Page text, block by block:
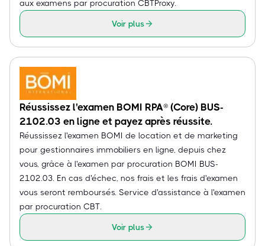
aux examens par procuration CBTProxy.
Voir plus
Réussissez l'examen BOMI RPA® (Core) BUS-
2102.03 en ligne et payez après réussite.
Réussissez l'examen BOMI de location et de marketing
pour gestionnaires immobiliers en ligne, depuis chez
vous, grâce à l'examen par procuration BOMI BUS-
2102.03. En cas d'échec, nos frais et les frais d'examen
vous seront remboursés. Service d'assistance à l'examen
par procuration CBT.
Voir plus